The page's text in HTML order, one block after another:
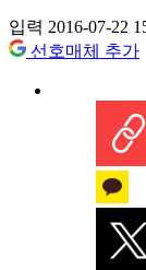
입력 2016-07-22
선호매체 추가